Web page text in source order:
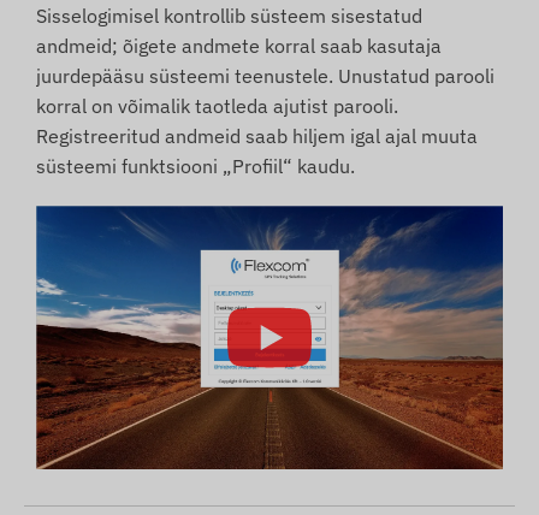
Sisselogimisel kontrollib süsteem sisestatud
andmeid; õigete andmete korral saab kasutaja
juurdepääsu süsteemi teenustele. Unustatud parooli
korral on võimalik taotleda ajutist parooli.
Registreeritud andmeid saab hiljem igal ajal muuta
süsteemi funktsiooni „Profiil“ kaudu.